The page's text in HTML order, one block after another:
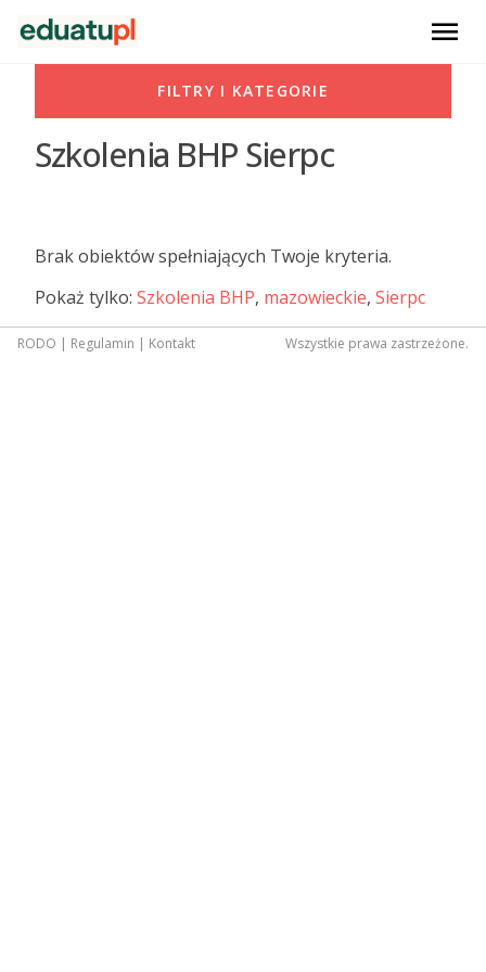
menu
Szkolenia BHP Sierpc
Brak obiektów spełniających Twoje kryteria.
Pokaż tylko: Szkolenia BHP, mazowieckie, Sierpc
FILTRY I KATEGORIE
RODO | Regulamin | Kontakt Wszystkie prawa zastrzeżone.